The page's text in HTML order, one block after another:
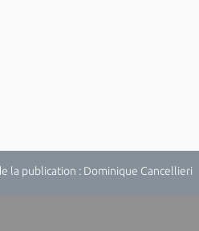
publication : Dominique Cancellieri